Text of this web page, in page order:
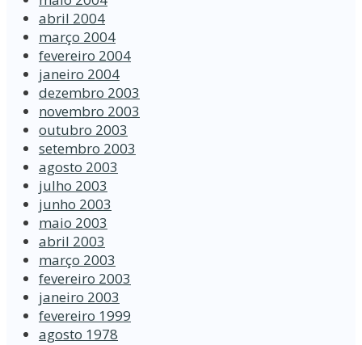
abril 2004
março 2004
fevereiro 2004
janeiro 2004
dezembro 2003
novembro 2003
outubro 2003
setembro 2003
agosto 2003
julho 2003
junho 2003
maio 2003
abril 2003
março 2003
fevereiro 2003
janeiro 2003
fevereiro 1999
agosto 1978